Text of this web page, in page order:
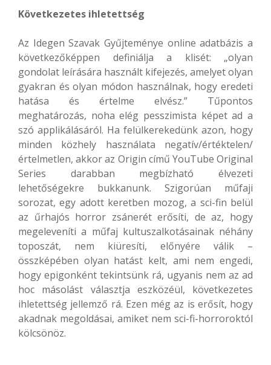
Következetes ihletettség
Az Idegen Szavak Gyűjteménye online adatbázis a
következőképpen definiálja a klisét: „olyan
gondolat leírására használt kifejezés, amelyet olyan
gyakran és olyan módon használnak, hogy eredeti
hatása és értelme elvész.” Tűpontos
meghatározás, noha elég pesszimista képet ad a
szó applikálásáról. Ha felülkerekedünk azon, hogy
minden közhely használata negatív/értéktelen/
értelmetlen, akkor az Origin című YouTube Original
Series darabban megbízható élvezeti
lehetőségekre bukkanunk. Szigorúan műfaji
sorozat, egy adott keretben mozog, a sci-fin belül
az űrhajós horror zsánerét erősíti, de az, hogy
megeleveníti a műfaj kultuszalkotásainak néhány
toposzát, nem kiüresíti, előnyére válik –
összképében olyan hatást kelt, ami nem engedi,
hogy epigonként tekintsünk rá, ugyanis nem az ad
hoc másolást választja eszközéül, következetes
ihletettség jellemző rá. Ezen még az is erősít, hogy
akadnak megoldásai, amiket nem sci-fi-horroroktól
kölcsönöz.